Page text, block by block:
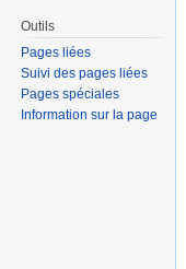
Outils
Pages liées
Suivi des pages liées
Pages spéciales
Information sur la page